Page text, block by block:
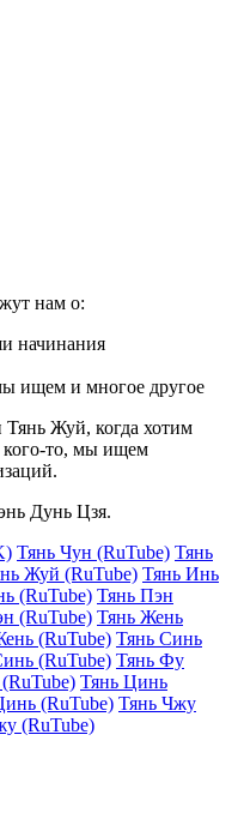
нам о:
начинания
ищем и многое другое
Жуй, когда хотим
кого-то, мы ищем
Дунь Цзя.
Тянь Чун (RuTube) Тянь
Жуй (RuTube) Тянь Инь
(RuTube) Тянь Пэн
(RuTube) Тянь Жень
(RuTube) Тянь Синь
(RuTube) Тянь Фу
Тянь Цинь
(RuTube) Тянь Чжу
(RuTube)